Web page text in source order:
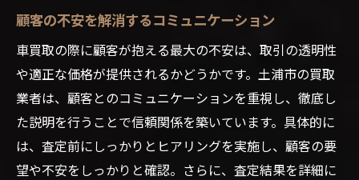
顧客の不安を解消するコミュニケーション
車買取の際に顧客が抱える最大の不安は、取引の透明性
や適正な価格が提供されるかどうかです。土浦市の買取
業者は、顧客とのコミュニケーションを重視し、徹底し
た説明を行うことで信頼関係を築いています。具体的に
は、査定前にしっかりとヒアリングを実施し、顧客の要
望や不安をしっかりと確認。さらに、査定結果を詳細に